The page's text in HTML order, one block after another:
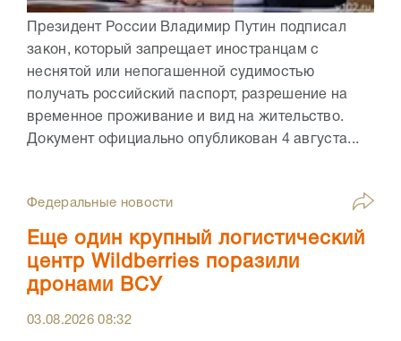
Президент России Владимир Путин подписал
закон, который запрещает иностранцам с
неснятой или непогашенной судимостью
получать российский паспорт, разрешение на
временное проживание и вид на жительство.
Документ официально опубликован 4 августа...
Федеральные новости
Еще один крупный логистический
центр Wildberries поразили
дронами ВСУ
03.08.202608:32